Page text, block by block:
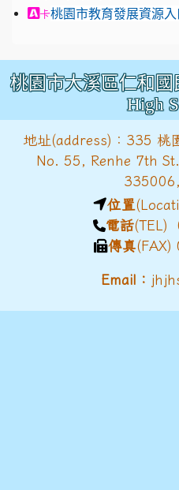
link to https://
卡桃園市教育發展資源入
桃園市大溪區仁和國
High
地址(address)：335 桃
No. 55, Renhe 7th St.,
位置
電話(TEL)
傳真(FAX)
Email：